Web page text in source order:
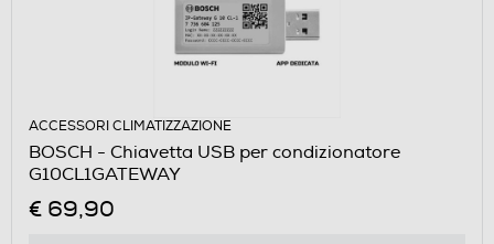
ACCESSORI CLIMATIZZAZIONE
BOSCH - Chiavetta USB per condizionatore
G10CL1GATEWAY
€ 69,90